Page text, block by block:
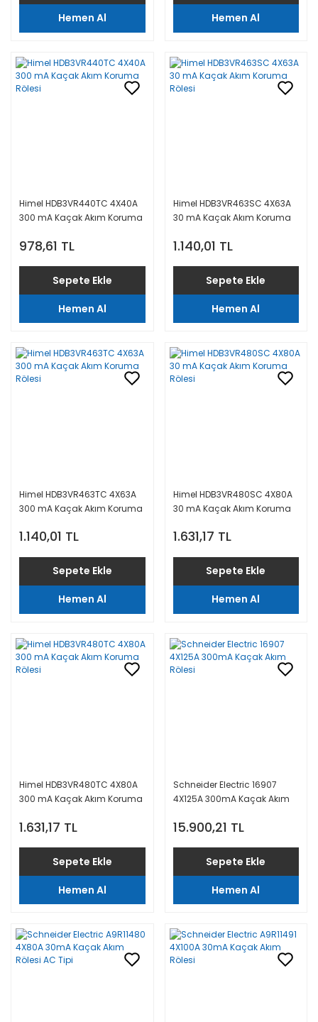
Hemen Al
Hemen Al
Himel HDB3VR440TC 4X40A
300 mA Kaçak Akım Koruma
978,61 TL
Sepete Ekle
Hemen Al
Himel HDB3VR463SC 4X63A
30 mA Kaçak Akım Koruma
1.140,01 TL
Sepete Ekle
Hemen Al
Himel HDB3VR463TC 4X63A
300 mA Kaçak Akım Koruma
1.140,01 TL
Sepete Ekle
Hemen Al
Himel HDB3VR480SC 4X80A
30 mA Kaçak Akım Koruma
1.631,17 TL
Sepete Ekle
Hemen Al
Himel HDB3VR480TC 4X80A
300 mA Kaçak Akım Koruma
1.631,17 TL
Sepete Ekle
Hemen Al
Schneider Electric 16907
4X125A 300mA Kaçak Akım
15.900,21 TL
Sepete Ekle
Hemen Al